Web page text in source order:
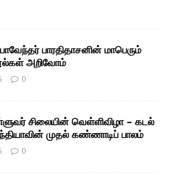
பாவேந்தர் பாரதிதாசனின் மாபெரும்
அறிவோம்
0
சிலையின் வெள்ளிவிழா – கடல்
முதல் கண்ணாடிப் பாலம்
0